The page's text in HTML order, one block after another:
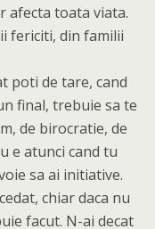
afecta toata viata.
fericiti, din familii
poti de tare, cand
final, trebuie sa te
de birocratie, de
e atunci cand tu
sa ai initiative.
chiar daca nu
facut. N-ai decat